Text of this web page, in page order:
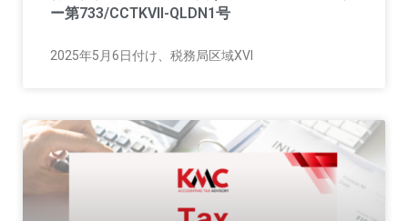
ー第733/CCTKVII-QLDN1号
2025年5月6日付け、税務局区域XVI